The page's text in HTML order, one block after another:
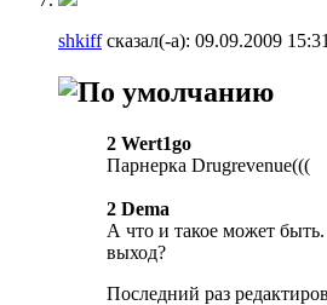
shkiffсказал(-а): 09.09.2009 15:31
2 Wert1go
Парнерка Drugrevenue(((
2 Dema
А что и такое может
выход?
Последний раз